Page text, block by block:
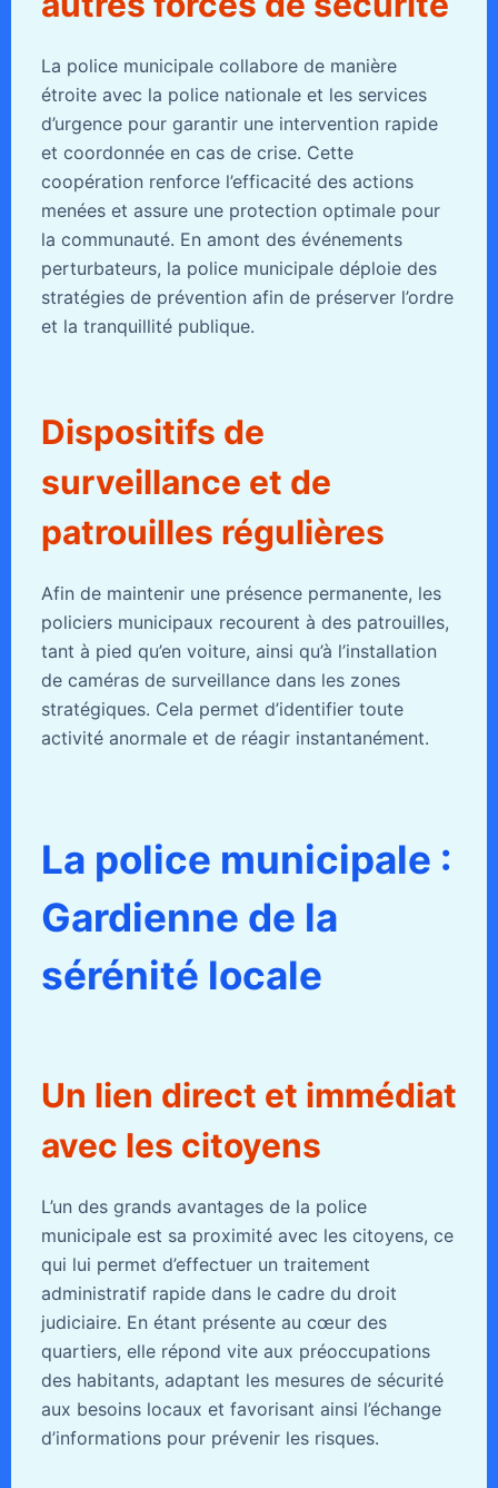
La police municipale collabore de manière
étroite avec la police nationale et les services
d’urgence pour garantir une intervention rapide
et coordonnée en cas de crise. Cette
coopération renforce l’efficacité des actions
menées et assure une protection optimale pour
la communauté. En amont des événements
perturbateurs, la police municipale déploie des
stratégies de prévention afin de préserver l’ordre
et la tranquillité publique.
Dispositifs de
surveillance et de
patrouilles régulières
Afin de maintenir une présence permanente, les
policiers municipaux recourent à des patrouilles,
tant à pied qu’en voiture, ainsi qu’à l’installation
de caméras de surveillance dans les zones
stratégiques. Cela permet d’identifier toute
activité anormale et de réagir instantanément.
La police municipale :
Gardienne de la
sérénité locale
Un lien direct et immédiat
avec les citoyens
L’un des grands avantages de la police
municipale est sa proximité avec les citoyens, ce
qui lui permet d’effectuer un traitement
administratif rapide dans le cadre du droit
judiciaire. En étant présente au cœur des
quartiers, elle répond vite aux préoccupations
des habitants, adaptant les mesures de sécurité
aux besoins locaux et favorisant ainsi l’échange
d’informations pour prévenir les risques.